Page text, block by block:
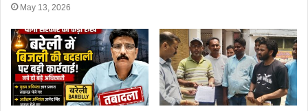
May 13, 2026